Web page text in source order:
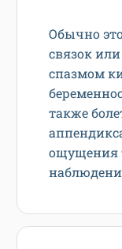
Обычно
связок
спазмом
также
ощущения